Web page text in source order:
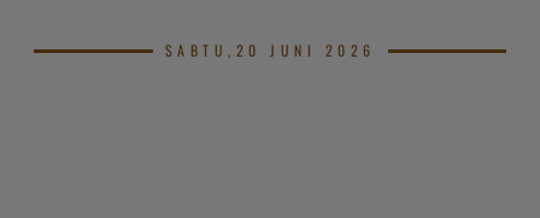
SABTU,20 JUNI 2026